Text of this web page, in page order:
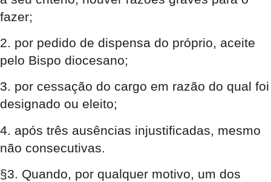
fazer;
2. por pedido de dispensa do próprio, aceite
pelo Bispo diocesano;
3. por cessação do cargo em razão do qual foi
designado ou eleito;
4. após três ausências injustificadas, mesmo
não consecutivas.
§3. Quando, por qualquer motivo, um dos